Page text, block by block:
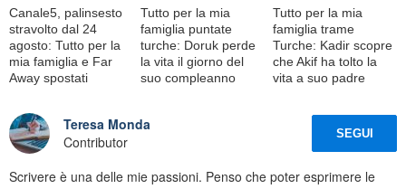
Canale5, palinsesto
stravolto dal 24
agosto: Tutto per la
mia famiglia e Far
Away spostati
Tutto per la mia
famiglia puntate
turche: Doruk perde
la vita il giorno del
suo compleanno
Tutto per la mia
famiglia trame
Turche: Kadir scopre
che Akif ha tolto la
vita a suo padre
Teresa Monda
Contributor
SEGUI
Scrivere è una delle mie passioni. Penso che poter esprimere le